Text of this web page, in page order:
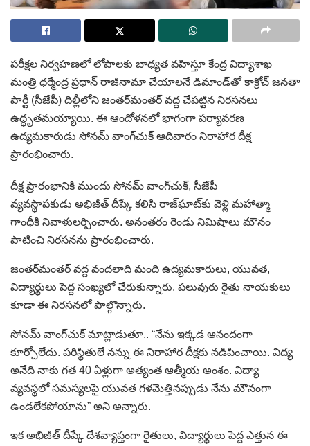
పరీక్షల నిర్వహణలో లోపాలకు బాధ్యత వహిస్తూ కేంద్ర విద్యాశాఖ
మంత్రి ధర్మేంద్ర ప్రధాన్ రాజీనామా చేయాలనే డిమాండ్‌తో కాక్రోచ్ జనతా
పార్టీ (సీజేపీ) దిల్లీలోని జంతర్‌మంతర్ వద్ద చేపట్టిన నిరసనలు
ఉద్ధృతమయ్యాయి. ఈ ఆందోళనలో భాగంగా పర్యావరణ
ఉద్యమకారుడు సోనమ్ వాంగ్‌చుక్ ఆదివారం నిరాహార దీక్ష
ప్రారంభించారు.
దీక్ష ప్రారంభానికి ముందు సోనమ్ వాంగ్‌చుక్, సీజేపీ
వ్యవస్థాపకుడు అభిజీత్ దీప్కే కలిసి రాజ్‌ఘాట్‌కు వెళ్లి మహాత్మా
గాంధీకి నివాళులర్పించారు. అనంతరం రెండు నిమిషాలు మౌనం
పాటించి నిరసనను ప్రారంభించారు.
జంతర్‌మంతర్ వద్ద వందలాది మంది ఉద్యమకారులు, యువత,
విద్యార్థులు పెద్ద సంఖ్యలో చేరుకున్నారు. పలువురు రైతు నాయకులు
కూడా ఈ నిరసనలో పాల్గొన్నారు.
సోనమ్ వాంగ్‌చుక్ మాట్లాడుతూ.. “నేను ఇక్కడ ఆనందంగా
కూర్చోలేదు. పరిస్థితులే నన్ను ఈ నిరాహార దీక్షకు నడిపించాయి. విద్య
అనేది నాకు గత 40 ఏళ్లుగా అత్యంత ఆత్మీయ అంశం. విద్యా
వ్యవస్థలో సమస్యలపై యువత గళమెత్తినప్పుడు నేను మౌనంగా
ఉండలేకపోయాను” అని అన్నారు.
ఇక అభిజీత్ దీప్కే దేశవ్యాప్తంగా రైతులు, విద్యార్థులు పెద్ద ఎత్తున ఈ